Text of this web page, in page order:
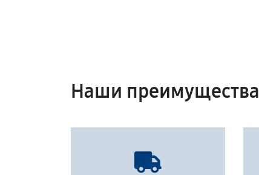
Наши преимущества